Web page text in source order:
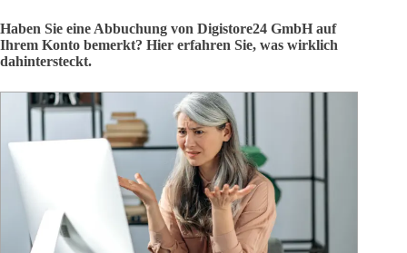
Haben Sie eine Abbuchung von Digistore24 GmbH auf
Ihrem Konto bemerkt? Hier erfahren Sie, was wirklich
dahintersteckt.